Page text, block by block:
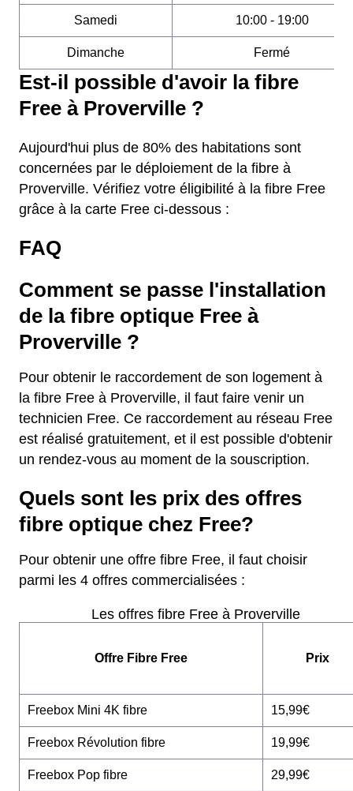
Samedi 10:00 - 19:00
Dimanche Fermé
Est-il possible d'avoir la fibre
Free à Proverville ?
Aujourd'hui plus de 80% des habitations sont
concernées par le déploiement de la fibre à
Proverville. Vérifiez votre éligibilité à la fibre Free
grâce à la carte Free ci-dessous :
FAQ
Comment se passe l'installation
de la fibre optique Free à
Proverville ?
Pour obtenir le raccordement de son logement à
la fibre Free à Proverville, il faut faire venir un
technicien Free. Ce raccordement au réseau Free
est réalisé gratuitement, et il est possible d'obtenir
un rendez-vous au moment de la souscription.
Quels sont les prix des offres
fibre optique chez Free?
Pour obtenir une offre fibre Free, il faut choisir
parmi les 4 offres commercialisées :
Les offres fibre Free à Proverville
Offre Fibre Free Prix
Freebox Mini 4K fibre 15,99€
Freebox Révolution fibre 19,99€
Freebox Pop fibre 29,99€